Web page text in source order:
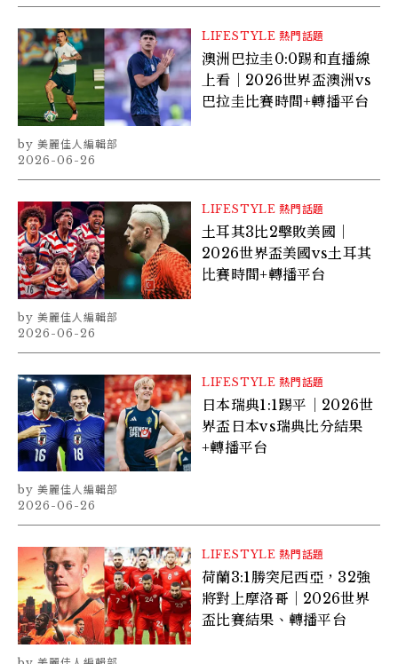
LIFESTYLE 熱門話題
澳洲巴拉圭0:0踢和直播線
上看｜2026世界盃澳洲vs
巴拉圭比賽時間+轉播平台
美麗佳人編輯部
2026-06-26
LIFESTYLE 熱門話題
土耳其3比2擊敗美國｜
2026世界盃美國vs土耳其
比賽時間+轉播平台
美麗佳人編輯部
2026-06-26
LIFESTYLE 熱門話題
日本瑞典1:1踢平｜2026世
界盃日本vs瑞典比分結果
+轉播平台
美麗佳人編輯部
2026-06-26
LIFESTYLE 熱門話題
荷蘭3:1勝突尼西亞，32強
將對上摩洛哥｜2026世界
盃比賽結果、轉播平台